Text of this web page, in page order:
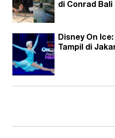
di Conrad Bali
Disney On
Tampil di